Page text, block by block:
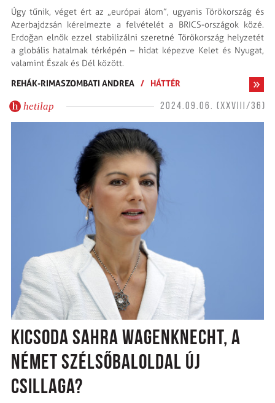
Úgy tűnik, véget ért az „európai álom”, ugyanis Törökország és
Azerbajdzsán kérelmezte a felvételét a BRICS-országok közé.
Erdoğan elnök ezzel stabilizálni szeretné Törökország helyzetét
a globális hatalmak térképén – hidat képezve Kelet és Nyugat,
valamint Észak és Dél között.
REHÁK-RIMASZOMBATI ANDREA / HÁTTÉR
hetilap 2024.09.06. (XXVIII/36)
KICSODA SAHRA WAGENKNECHT, A
NÉMET SZÉLSŐBALOLDAL ÚJ
CSILLAGA?